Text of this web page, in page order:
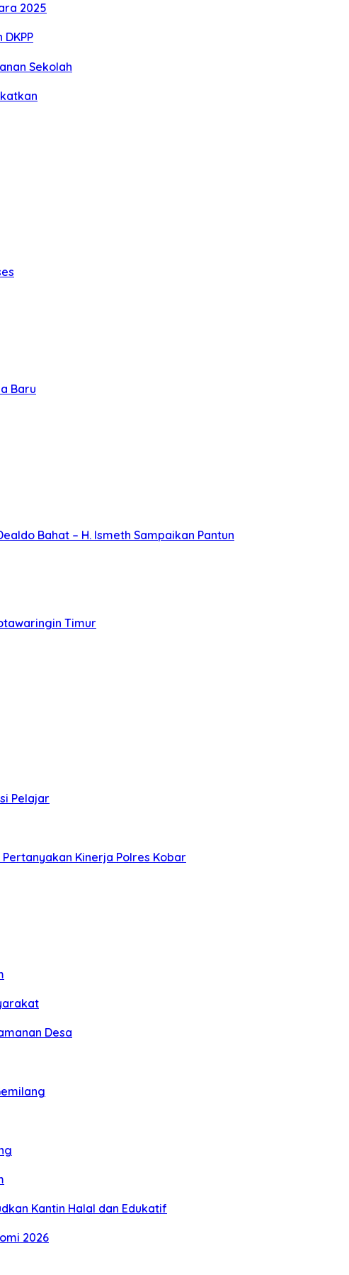
2025
Sekolah
Baru
Bahat – H. Ismeth Sampaikan Pantun
Timur
Pelajar
Kinerja Polres Kobar
Desa
Kantin Halal dan Edukatif
2026